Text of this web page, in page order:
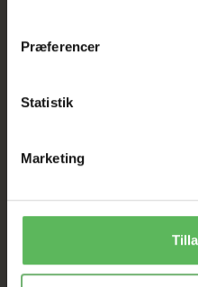
Præferencer
Statistik
MarketingTilbud
I FYSISK